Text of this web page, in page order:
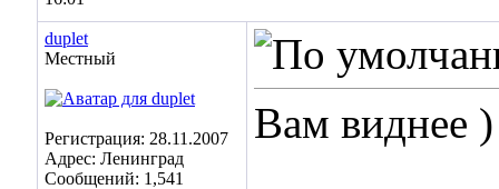
duplet
Местный
Регистрация: 28.11.2007
Адрес: Ленинград
Сообщений: 1,541
Вам виднее )